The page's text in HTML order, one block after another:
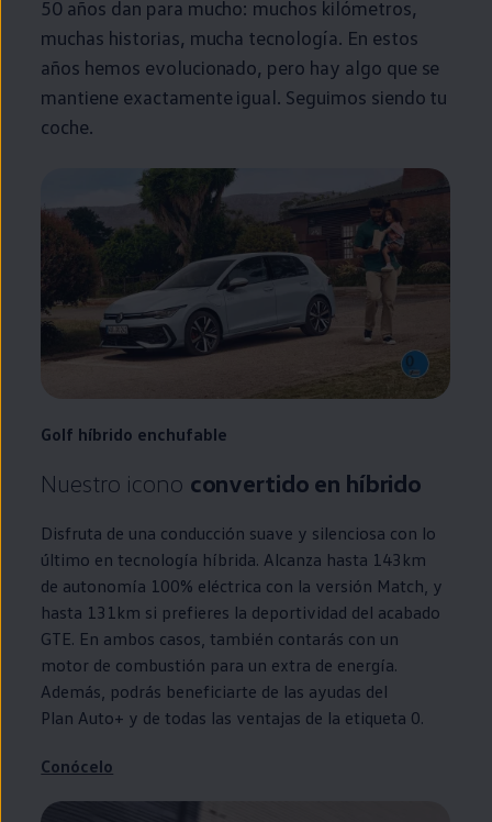
50 años dan para mucho: muchos kilómetros,
muchas historias, mucha tecnología. En estos
años hemos evolucionado, pero hay algo que se
mantiene exactamente igual. Seguimos siendo tu
coche.
Golf híbrido enchufable
Nuestro icono convertido en híbrido
Disfruta de una conducción suave y silenciosa con lo
último en tecnología híbrida. Alcanza hasta 143km
de autonomía 100% eléctrica con la versión Match, y
hasta 131km si prefieres la deportividad del acabado
GTE. En ambos casos, también contarás con un
motor de combustión para un extra de energía.
Además, podrás beneficiarte de las ayudas del
Plan Auto+ y de todas las ventajas de la etiqueta 0.
Conócelo